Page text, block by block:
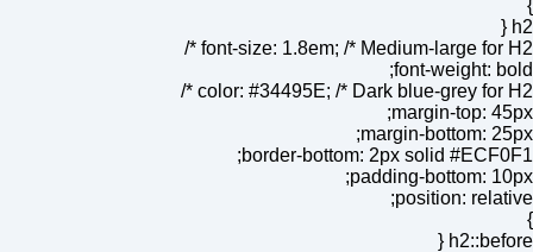
}
h2 {
font-size: 1.8em; /* Medium-large for H2 */
font-weight: bold;
color: #34495E; /* Dark blue-grey for H2 */
margin-top: 45px;
margin-bottom: 25px;
border-bottom: 2px solid #ECF0F1;
padding-bottom: 10px;
position: relative;
}
h2::before {